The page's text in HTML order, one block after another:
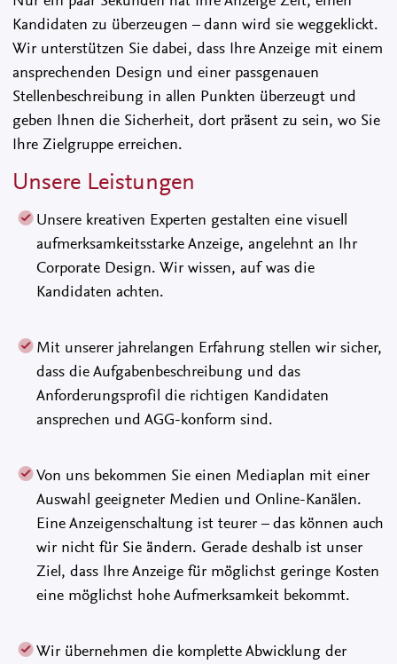
Kandidaten zu überzeugen – dann wird sie weggeklickt.
Wir unterstützen Sie dabei, dass Ihre Anzeige mit einem
ansprechenden Design und einer passgenauen
Stellenbeschreibung in allen Punkten überzeugt und
geben Ihnen die Sicherheit, dort präsent zu sein, wo Sie
Ihre Zielgruppe erreichen.
Unsere Leistungen
Unsere kreativen Experten gestalten eine visuell
aufmerksamkeitsstarke Anzeige, angelehnt an Ihr
Corporate Design. Wir wissen, auf was die
Kandidaten achten.
Mit unserer jahrelangen Erfahrung stellen wir sicher,
dass die Aufgabenbeschreibung und das
Anforderungsprofil die richtigen Kandidaten
ansprechen und AGG-konform sind.
Von uns bekommen Sie einen Mediaplan mit einer
Auswahl geeigneter Medien und Online-Kanälen.
Eine Anzeigenschaltung ist teurer – das können auch
wir nicht für Sie ändern. Gerade deshalb ist unser
Ziel, dass Ihre Anzeige für möglichst geringe Kosten
eine möglichst hohe Aufmerksamkeit bekommt.
Wir übernehmen die komplette Abwicklung der